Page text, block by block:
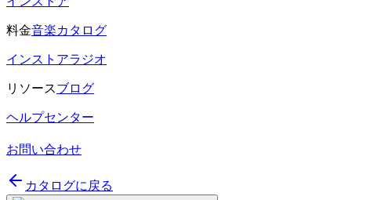
料金音楽カタログ
インストアラジオ
リソースブログ
ヘルプセンター
お問い合わせ
カタログに戻る